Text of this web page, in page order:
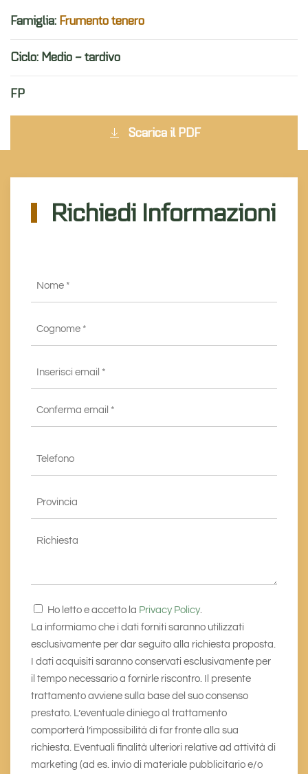
Famiglia: Frumento tenero
Ciclo: Medio – tardivo
FP
Scarica il PDF
Richiedi Informazioni
email
*
Richiesta
Consenso
*
Ho letto e accetto la Privacy Policy.
La informiamo che i dati forniti saranno utilizzati
esclusivamente per dar seguito alla richiesta proposta.
I dati acquisiti saranno conservati esclusivamente per
il tempo necessario a fornirle riscontro. Il presente
trattamento avviene sulla base del suo consenso
prestato. L’eventuale diniego al trattamento
comporterà l’impossibilità di far fronte alla sua
richiesta. Eventuali finalità ulteriori relative ad attività di
marketing (ad es. invio di materiale pubblicitario e/o